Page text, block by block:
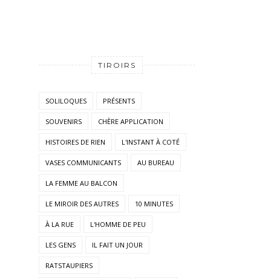
TIROIRS
SOLILOQUES PRÉSENTS
SOUVENIRS CHÈRE APPLICATION
HISTOIRES DE RIEN L'INSTANT À COTÉ
VASES COMMUNICANTS AU BUREAU
LA FEMME AU BALCON
LE MIROIR DES AUTRES 10 MINUTES
À LA RUE L'HOMME DE PEU
LES GENS IL FAIT UN JOUR
RATSTAUPIERS